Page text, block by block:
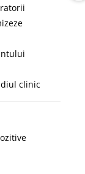
clinic